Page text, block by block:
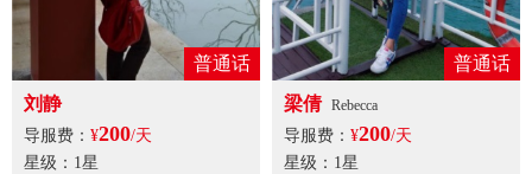
普通话
刘静
导服费： ¥200/天
星级：1星
普通话
梁倩 Rebecca
导服费： ¥200/天
星级：1星